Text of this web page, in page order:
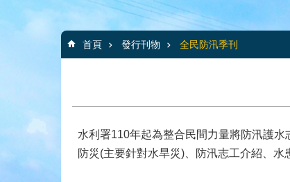
:::
首頁 發行刊物 全民防汛季刊
水利署110年起為整合民間力量將防汛護
防災(主要針對水旱災)、防汛志工介紹、